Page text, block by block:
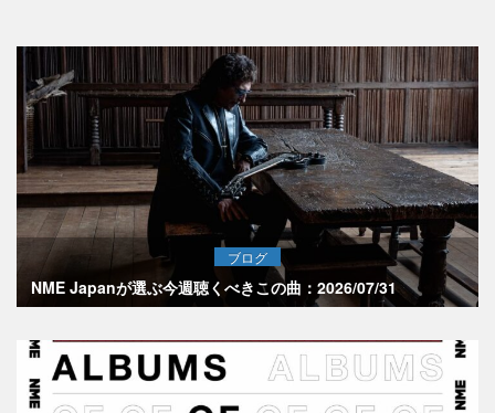
ブログ
NME Japanが選ぶ今週聴くべきこの曲：2026/07/31